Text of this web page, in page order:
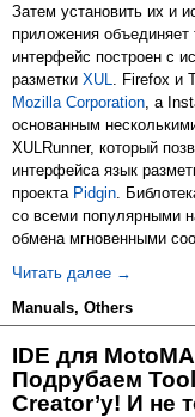
Затем установить их и
приложения
интерфейс построен с
разметки XUL
. Firefox и
Mozilla Corporation , а
основанным
XULRunner, который
интерфейса язык
проекта Pidgin .
со всеми популярными
обмена мгновенными
Читать далее →
Manuals, Others
IDE для
Подрубаем
Creator’у! И не